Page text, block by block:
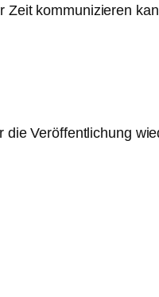
Zeit kommunizieren
Veröffentlichung